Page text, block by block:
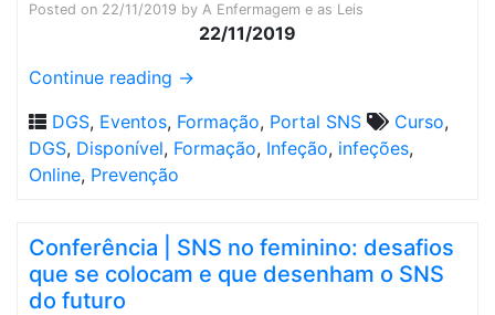
Posted on 22/11/2019 by A Enfermagem e as Leis
22/11/2019
Continue reading →
DGS, Eventos, Formação, Portal SNS Curso,
DGS, Disponível, Formação, Infeção, infeções,
Online, Prevenção
Conferência | SNS no feminino: desafios
que se colocam e que desenham o SNS
do futuro